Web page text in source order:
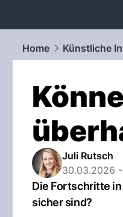
Home
Künstliche
Juli Rutsch
30.03.2026
Die Fortschritte
sicher sind?